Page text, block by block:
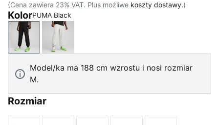
(Cena zawiera 23% VAT. Plus możliwe koszty dostawy.)
KolorPUMA Black
PUMA BlackLight Gray Heather
Model/ka ma 188 cm wzrostu i nosi rozmiar
M.
Rozmiar